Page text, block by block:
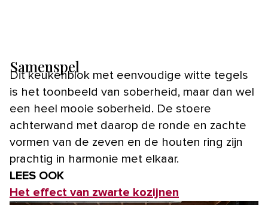
Samenspel
Dit keukenblok met eenvoudige witte tegels
is het toonbeeld van soberheid, maar dan wel
een heel mooie soberheid. De stoere
achterwand met daarop de ronde en zachte
vormen van de zeven en de houten ring zijn
prachtig in harmonie met elkaar.
LEES OOK
Het effect van zwarte kozijnen